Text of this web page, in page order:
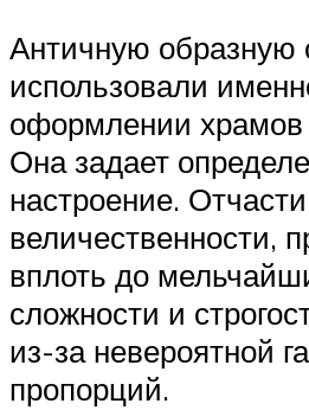
Античную образную
использовали
оформлении храмов
Она задает
настроение.
величественности,
вплоть до
сложности и
из-за невероятной
пропорций.